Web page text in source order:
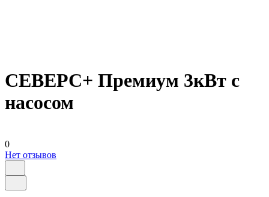
СЕВЕРС+ Премиум 3кВт с
насосом
0
Нет отзывов